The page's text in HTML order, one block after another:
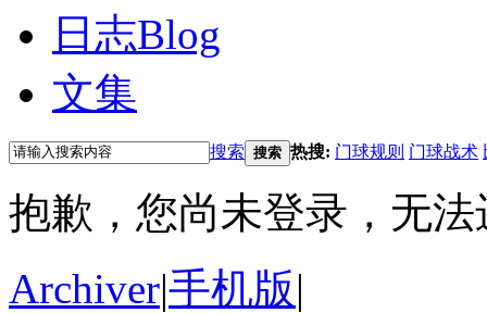
日志Blog
文集
搜索 搜索 热搜: 门球规则 门球战术
抱歉，您尚未登录，无
Archiver|手机版|